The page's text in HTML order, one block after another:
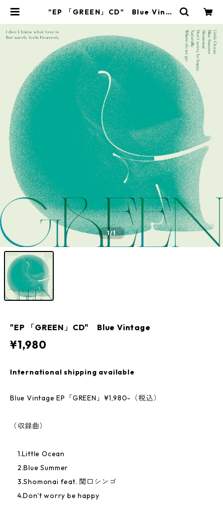
"EP 「GREEN」CD" Blue Vinta
1/1
"EP 「GREEN」CD" Blue Vintage
¥1,980
International shipping available
Blue Vintage EP「GREEN」¥1,980-（税込）
（収録曲）
1.Little Ocean
2.Blue Summer
3.Shomonai feat. 関口シンゴ
4.Don't worry be happy